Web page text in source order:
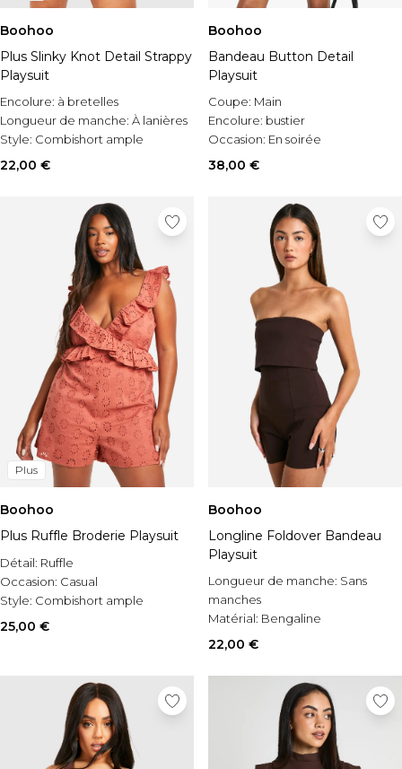
Boohoo
Plus Slinky Knot Detail Strappy
Playsuit
Encolure: à bretelles
Longueur de manche: À lanières
Style: Combishort ample
22,00 €
Boohoo
Bandeau Button Detail
Playsuit
Coupe: Main
Encolure: bustier
Occasion: En soirée
38,00 €
Plus
Boohoo
Plus Ruffle Broderie Playsuit
Détail: Ruffle
Occasion: Casual
Style: Combishort ample
25,00 €
Boohoo
Longline Foldover Bandeau
Playsuit
Longueur de manche: Sans
manches
Matérial: Bengaline
Occasion:
22,00 €